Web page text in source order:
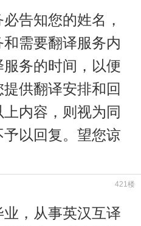
告知您的姓名，
需要翻译服务内
务的时间，以便
供翻译安排和回
内容，则视为同
以回复。望您谅
421楼
，从事英汉互译